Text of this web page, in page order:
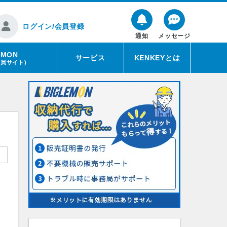
通知 メッセージ
ログイン/会員登録
サイト)
サービス KENKEYとは